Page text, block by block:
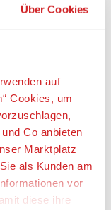
Über Cookies
auf
Cookies, um
Co anbieten
Marktplatz
als Kunden am
vor
diese ihre
Quasten
3 Jahren